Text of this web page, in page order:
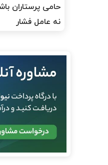
حامی پرستاران
نه عامل فشار